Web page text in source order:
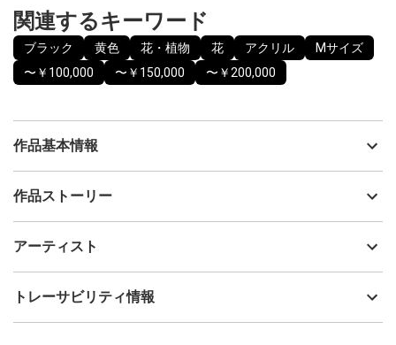
関連するキーワード
ブラック 黄色 花・植物 花 アクリル
Mサイズ
〜￥100,000
〜￥150,000 〜￥200,000
作品基本情報
出品者
制作年
アクリル
作品ストーリー
ーカーによる細密な点描を重ねて描いた。春の風景として記憶に
近づけば無数の点によるリズムが現れ、距離を取れば一面に咲き
アーティスト
文蔵
フォローする
トレーサビリティ情報